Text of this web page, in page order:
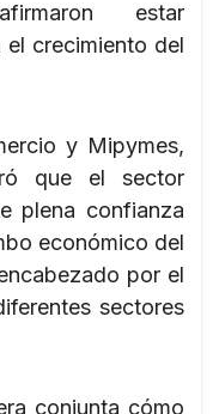
estar
crecimiento del
y Mipymes,
que el sector
plena confianza
económico del
por el
sectores
conjunta cómo